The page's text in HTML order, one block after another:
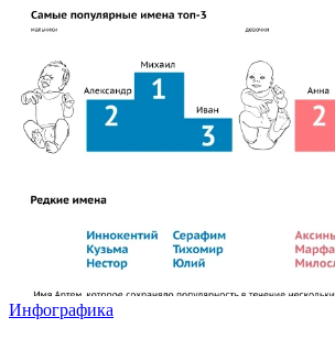
Инфографика